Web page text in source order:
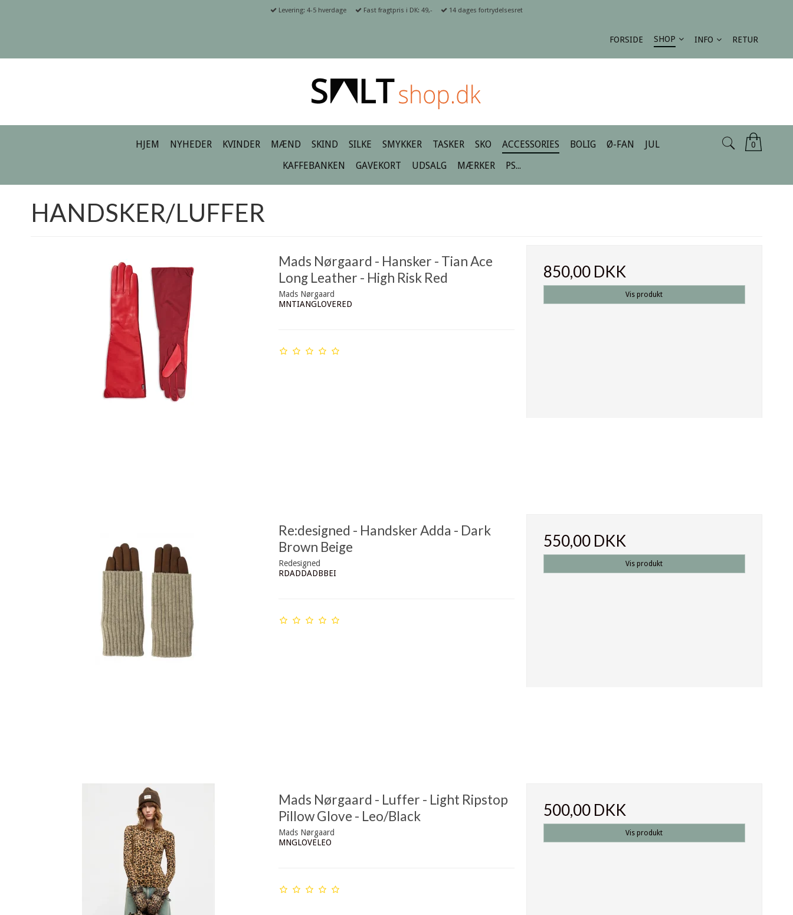
Levering: 4-5 hverdage Fast fragtpris i DK: 49,- 14 dages fortrydelsesret
FORSIDE SHOP INFO RETUR
0
HJEM NYHEDER KVINDER MÆND SKIND SILKE SMYKKER TASKER SKO ACCESSORIES BOLIG Ø-FAN
JUL
KAFFEBANKEN
GAVEKORT UDSALG MÆRKER PS...
HANDSKER/LUFFER
Mads Nørgaard - Hansker - Tian Ace
Long Leather - High Risk Red
Mads Nørgaard
MNTIANGLOVERED
850,00 DKK
Vis produkt
Re:designed - Handsker Adda - Dark
Brown Beige
Redesigned
RDADDADBBEI
550,00 DKK
Vis produkt
Mads Nørgaard - Luffer - Light Ripstop
Pillow Glove - Leo/Black
Mads Nørgaard
MNGLOVELEO
500,00 DKK
Vis produkt